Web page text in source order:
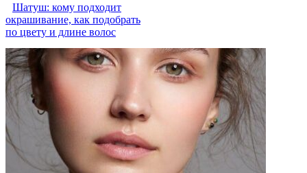
Шатуш: кому подходит
окрашивание, как подобрать
по цвету и длине волос